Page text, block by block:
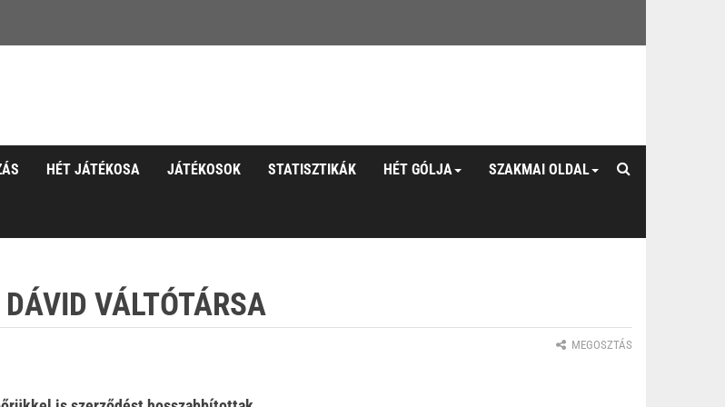
HÉT JÁTÉKOSA JÁTÉKOSOK STATISZTIKÁK HÉT GÓLJA SZAKMAI OLDAL
VÁLTÓTÁRSA
MEGOSZTÁS